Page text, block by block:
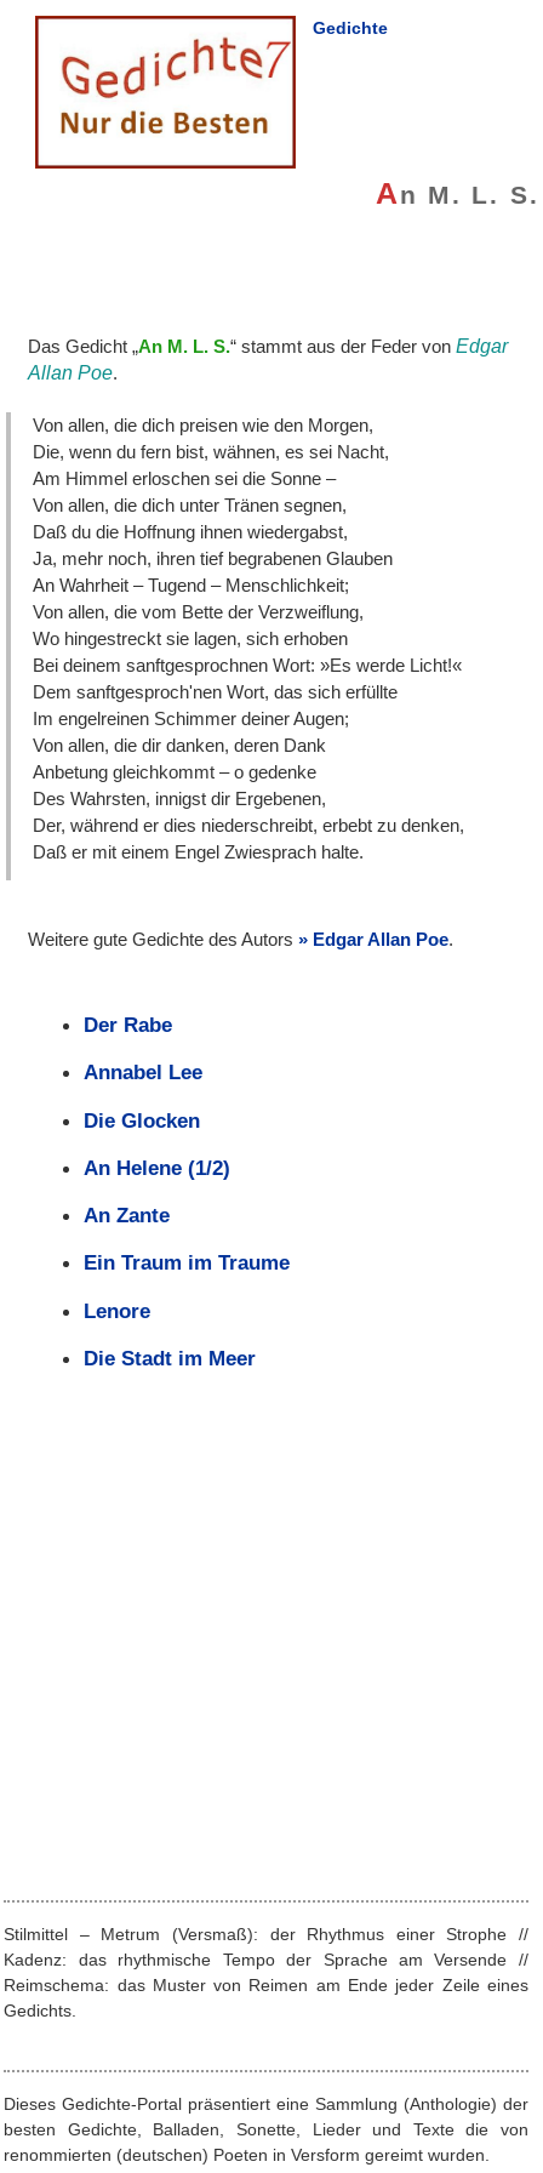
Gedichte
An M. L. S.
Das Gedicht „An M. L. S.“ stammt aus der Feder vonEdgar
Allan Poe.
Von allen, die dich preisen wie den Morgen,
Die, wenn du fern bist, wähnen, es sei Nacht,
Am Himmel erloschen sei die Sonne –
Von allen, die dich unter Tränen segnen,
Daß du die Hoffnung ihnen wiedergabst,
Ja, mehr noch, ihren tief begrabenen Glauben
An Wahrheit – Tugend – Menschlichkeit;
Von allen, die vom Bette der Verzweiflung,
Wo hingestreckt sie lagen, sich erhoben
Bei deinem sanftgesprochnen Wort: »Es werde Licht!«
Dem sanftgesproch'nen Wort, das sich erfüllte
Im engelreinen Schimmer deiner Augen;
Von allen, die dir danken, deren Dank
Anbetung gleichkommt – o gedenke
Des Wahrsten, innigst dir Ergebenen,
Der, während er dies niederschreibt, erbebt zu denken,
Daß er mit einem Engel Zwiesprach halte.
Weitere gute Gedichte des Autors Edgar Allan Poe.
Der Rabe
Annabel Lee
Die Glocken
An Helene (1/2)
An Zante
Ein Traum im Traume
Lenore
Die Stadt im Meer
Stilmittel – Metrum (Versmaß): der Rhythmus einer Strophe //
Kadenz: das rhythmische Tempo der Sprache am Versende //
Reimschema: das Muster von Reimen am Ende jeder Zeile eines
Gedichts.
Dieses Gedichte-Portal präsentiert eine Sammlung (Anthologie) der
besten Gedichte, Balladen, Sonette, Lieder und Texte die von
renommierten (deutschen) Poeten in Versform gereimt wurden.